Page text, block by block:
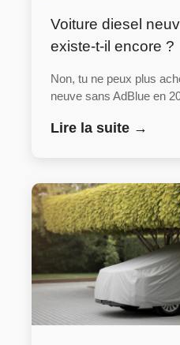
Voiture diesel
existe-t-il encore ?
Non, tu ne peux plus
neuve sans AdBlue en
Lire la suite →